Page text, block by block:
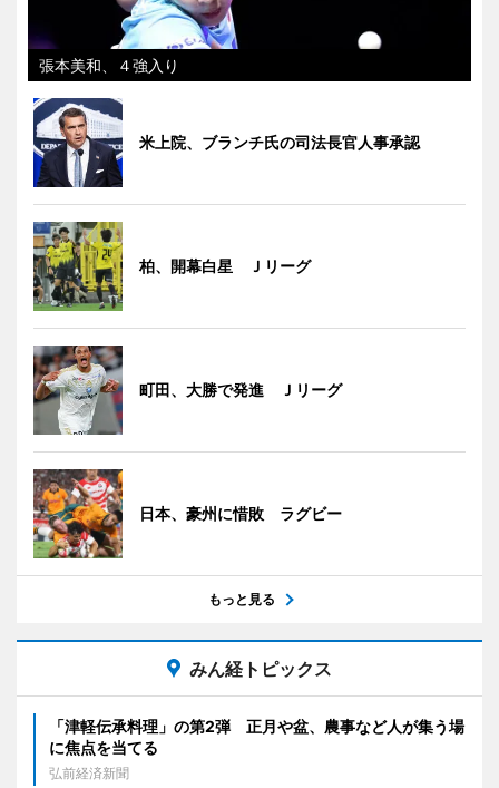
張本美和、４強入り
米上院、ブランチ氏の司法長官人事承認
柏、開幕白星 Ｊリーグ
町田、大勝で発進 Ｊリーグ
日本、豪州に惜敗 ラグビー
もっと見る
みん経トピックス
「津軽伝承料理」の第2弾 正月や盆、農事など人が集う場
に焦点を当てる
弘前経済新聞